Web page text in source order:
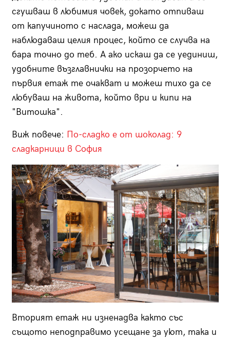
сгушваш в любимия човек, докато отпиваш
от капучиното с наслада, можеш да
наблюдаваш целия процес, който се случва на
бара точно до теб. А ако искаш да се уединиш,
удобните възглавнички на прозорчето на
първия етаж те очакват и можеш тихо да се
любуваш на живота, който ври и кипи на
"Витошка".
Виж повече: По-сладко е от шоколад: 9
сладкарници в София
Вторият етаж ни изненадва както със
същото неподправимо усещане за уют, така и